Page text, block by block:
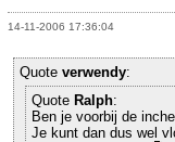
14-11-2006 17:36:04
Quote verwendy:
Quote Ralph:
Ben je voorbij de
Je kunt dan dus wel